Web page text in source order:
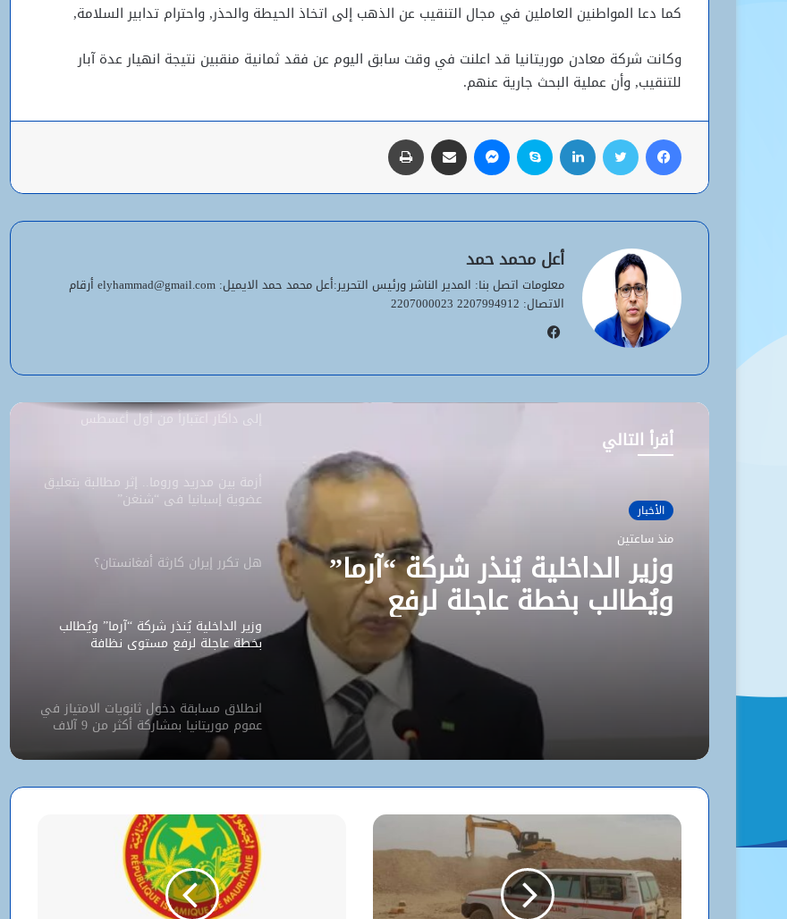
كما دعا المواطنين العاملين في مجال التنقيب عن الذهب إلى اتخاذ الحيطة والحذر, واحترام تدابير السلامة,
وكانت شركة معادن موريتانيا قد اعلنت في وقت سابق اليوم عن فقد ثمانية منقبين نتيجة انهيار عدة آبار
للتنقيب, وأن عملية البحث جارية عنهم.
فيسبوك تويتر لينكدإن سكايب ماسنجر مشاركة عبر البريد
أعل محمد حمد
معلومات اتصل بنا: المدير الناشر ورئيس التحرير:أعل محمد حمد الايميل: elyhammad@gmail.com أرقام
الاتصال: 2207994912 2207000023
أقرأ التالي
الأخبار
منذ ساعتين
وزير الداخلية يُنذر شركة “آرما”
ويُطالب بخطة عاجلة لرفع
مستوى نظافة نواكشوط
استقلالية وسيادة
السفارة الأمريكية تحيل طلبات التأشيرة
إلى داكار اعتباراً من أول أغسطس
أزمة بين مدريد وروما.. إثر مطالبة بتعليق
عضوية إسبانيا في “شنغن”
هل تكرر إيران كارثة أفغانستان؟
وزير الداخلية يُنذر شركة “آرما” ويُطالب
بخطة عاجلة لرفع مستوى نظافة
نواكشوط
انطلاق مسابقة دخول ثانويات الامتياز في
عموم موريتانيا بمشاركة أكثر من 9 آلاف
مترشح
كيف استخدم الاحتلال سلاح الإبعاد للتفرد
البيت الأبيض يفتح أخطر ملفات كورونا..
ماذا حدث داخل مختبر ووهان؟